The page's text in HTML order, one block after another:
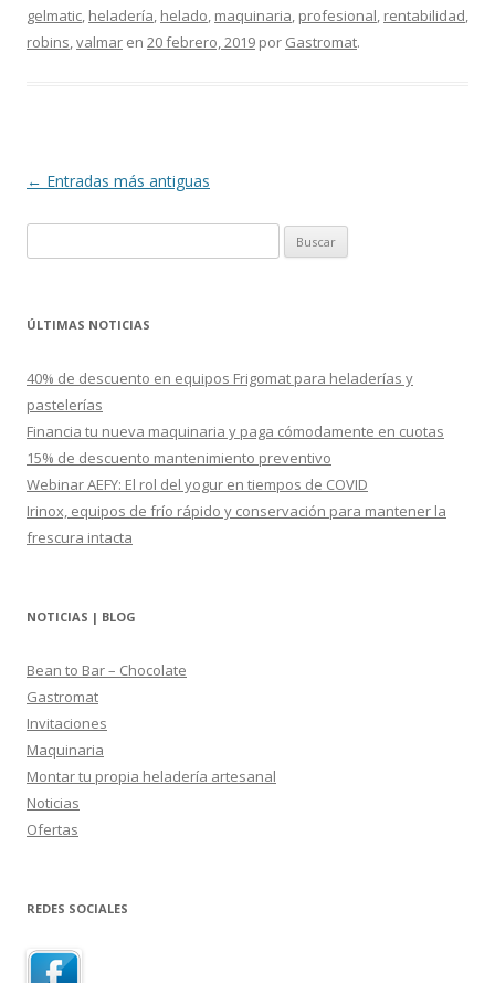
gelmatic, heladería, helado, maquinaria, profesional, rentabilidad,
robins,valmar en 20 febrero, 2019 por Gastromat.
Navegación
← Entradas más antiguas
u
c
r
ÚLTIMAS NOTICIAS
40% de descuento en equipos Frigomat para heladerías y
pastelerías
Financia tu nueva maquinaria y paga cómodamente en cuotas
15% de descuento mantenimiento preventivo
Webinar AEFY: El rol del yogur en tiempos de COVID
Irinox, equipos de frío rápido y conservación para mantener la
frescura intacta
NOTICIAS | BLOG
Bean to Bar – Chocolate
Gastromat
Invitaciones
Maquinaria
Montar tu propia heladería artesanal
Noticias
Ofertas
REDES SOCIALES